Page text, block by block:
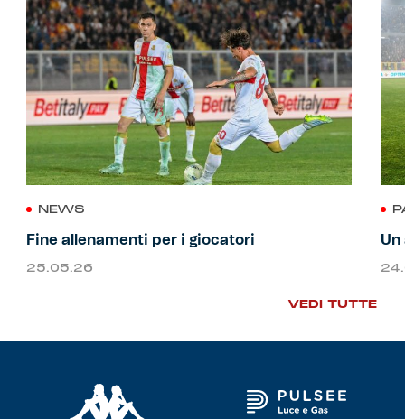
NEWS
Fine allenamenti per i giocatori
25.05.26
Un
VEDI TUTTE